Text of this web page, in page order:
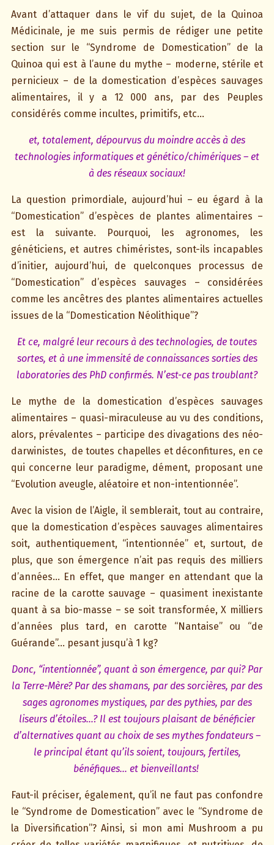
Avant d’attaquer dans le vif du sujet, de la Quinoa
Médicinale, je me suis permis de rédiger une petite
section sur le “Syndrome de Domestication” de la
Quinoa qui est à l’aune du mythe – moderne, stérile et
pernicieux – de la domestication d’espèces sauvages
alimentaires, il y a 12 000 ans, par des Peuples
considérés comme incultes, primitifs, etc…
et, totalement, dépourvus du moindre accès à des
technologies informatiques et génético/chimériques – et
à des réseaux sociaux!
La question primordiale, aujourd’hui – eu égard à la
“Domestication” d’espèces de plantes alimentaires –
est la suivante. Pourquoi, les agronomes, les
généticiens, et autres chiméristes, sont-ils incapables
d’initier, aujourd’hui, de quelconques processus de
“Domestication” d’espèces sauvages – considérées
comme les ancêtres des plantes alimentaires actuelles
issues de la “Domestication Néolithique”?
Et ce, malgré leur recours à des technologies, de toutes
sortes, et à une immensité de connaissances sorties des
laboratories des PhD confirmés. N’est-ce pas troublant?
Le mythe de la domestication d’espèces sauvages
alimentaires – quasi-miraculeuse au vu des conditions,
alors, prévalentes – participe des divagations des néo-
darwinistes, de toutes chapelles et déconfitures, en ce
qui concerne leur paradigme, dément, proposant une
“Evolution aveugle, aléatoire et non-intentionnée”.
Avec la vision de l’Aigle, il semblerait, tout au contraire,
que la domestication d’espèces sauvages alimentaires
soit, authentiquement, “intentionnée” et, surtout, de
plus, que son émergence n’ait pas requis des milliers
d’années… En effet, que manger en attendant que la
racine de la carotte sauvage – quasiment inexistante
quant à sa bio-masse – se soit transformée, X milliers
d’années plus tard, en carotte “Nantaise” ou “de
Guérande”… pesant jusqu’à 1 kg?
Donc, “intentionnée”, quant à son émergence, par qui? Par
la Terre-Mère? Par des shamans, par des sorcières, par des
sages agronomes mystiques, par des pythies, par des
liseurs d’étoiles…? Il est toujours plaisant de bénéficier
d’alternatives quant au choix de ses mythes fondateurs –
le principal étant qu’ils soient, toujours, fertiles,
bénéfiques… et bienveillants!
Faut-il préciser, également, qu’il ne faut pas confondre
le “Syndrome de Domestication” avec le “Syndrome de
la Diversification”? Ainsi, si mon ami Mushroom a pu